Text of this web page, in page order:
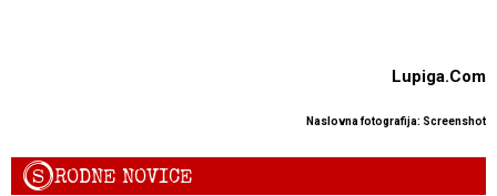
Lupiga.Com
Naslovna fotografija: Screenshot
SRODNE NOVICE